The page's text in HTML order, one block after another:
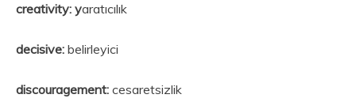
creativity: yaratıcılık
decisive: belirleyici
discouragement: cesaretsizlik